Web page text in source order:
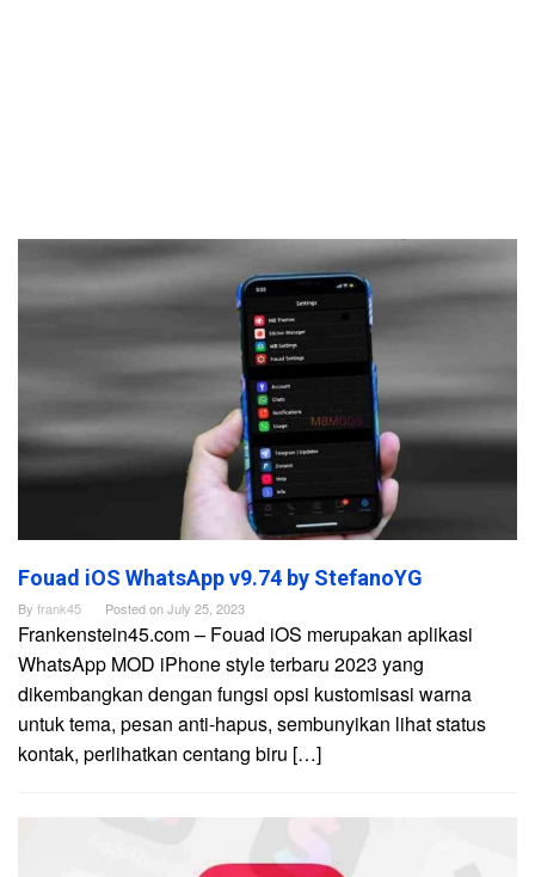
Frankenstein45.Com
Fouad iOS WhatsApp v9.74 by StefanoYG
By frank45 Posted onJuly 25, 2023
Frankenstein45.com – Fouad iOS merupakan aplikasi
WhatsApp MOD iPhone style terbaru 2023 yang
dikembangkan dengan fungsi opsi kustomisasi warna
untuk tema, pesan anti-hapus, sembunyikan lihat status
kontak, perlihatkan centang biru […]